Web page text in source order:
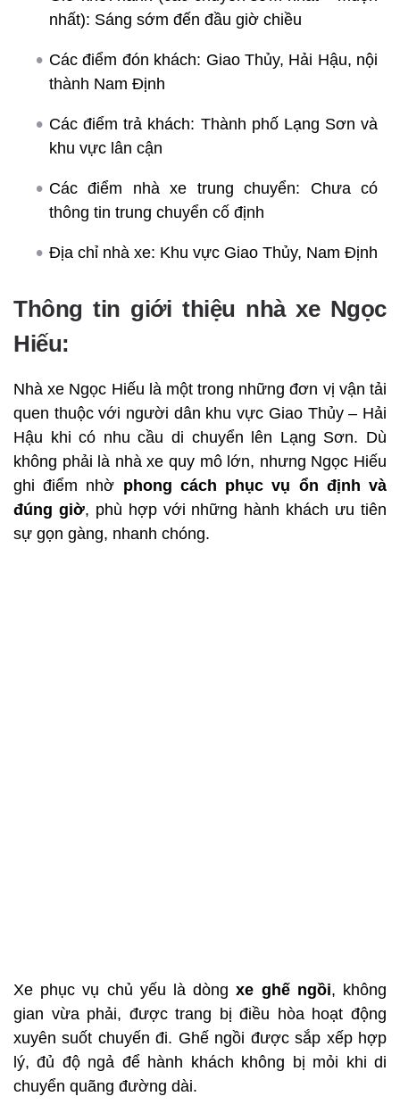
nhất): Sáng sớm đến đầu giờ chiều
Các điểm đón khách: Giao Thủy, Hải Hậu, nội
thành Nam Định
Các điểm trả khách: Thành phố Lạng Sơn và
khu vực lân cận
Các điểm nhà xe trung chuyển: Chưa có
thông tin trung chuyển cố định
Địa chỉ nhà xe: Khu vực Giao Thủy, Nam Định
Thông tin giới thiệu nhà xe Ngọc
Hiếu:
Nhà xe Ngọc Hiếu là một trong những đơn vị vận tải
quen thuộc với người dân khu vực Giao Thủy – Hải
Hậu khi có nhu cầu di chuyển lên Lạng Sơn. Dù
không phải là nhà xe quy mô lớn, nhưng Ngọc Hiếu
ghi điểm nhờ phong cách phục vụ ổn định và
đúng giờ, phù hợp với những hành khách ưu tiên
sự gọn gàng, nhanh chóng.
Xe phục vụ chủ yếu là dòngxe ghế ngồi, không
gian vừa phải, được trang bị điều hòa hoạt động
xuyên suốt chuyến đi. Ghế ngồi được sắp xếp hợp
lý, đủ độ ngả để hành khách không bị mỏi khi di
chuyển quãng đường dài.